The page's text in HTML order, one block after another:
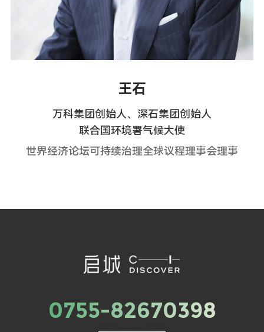
王石
万科集团创始人、深石集团创始人
联合国环境署气候大使
世界经济论坛可持续治理全球议程理事会理事
0755-82670398